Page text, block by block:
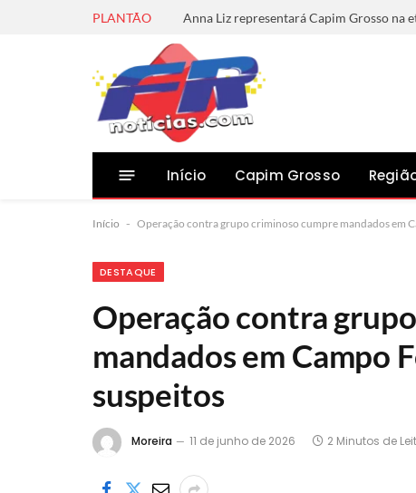
PLANTÃO
Início Capim Grosso
Início - Operação contra grupo criminoso cumpre mandados em
DESTAQUE
Operação contra
mandados em Campo
suspeitos
Moreira 11 de junho de 2026 2 Minutos de